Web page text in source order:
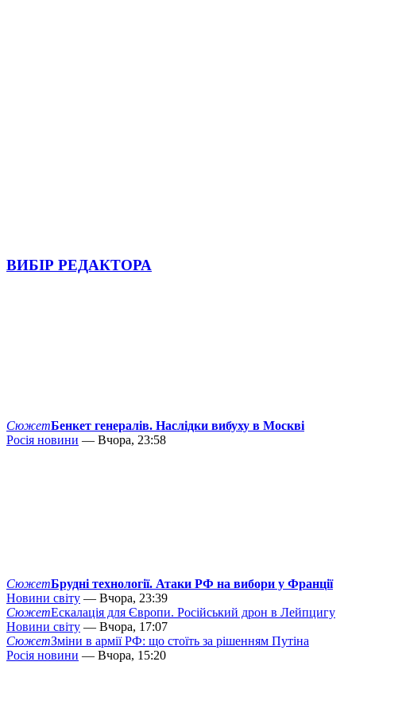
ВИБІР РЕДАКТОРА
СюжетБенкет генералів. Наслідки вибуху в Москві
Росія новини — Вчора, 23:58
СюжетБрудні технології. Атаки РФ на вибори у Франції
Новини світу — Вчора, 23:39
СюжетЕскалація для Європи. Російський дрон в Лейпцигу
Новини світу — Вчора, 17:07
СюжетЗміни в армії РФ: що стоїть за рішенням Путіна
Росія новини — Вчора, 15:20